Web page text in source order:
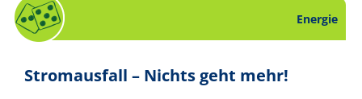
Energie
Stromausfall – Nichts geht mehr!